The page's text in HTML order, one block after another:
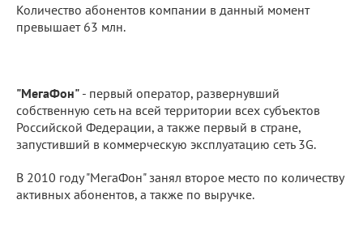
Количество абонентов компании в данный момент
превышает 63 млн.
"МегаФон" - первый оператор, развернувший
собственную сеть на всей территории всех субъектов
Российской Федерации, а также первый в стране,
запустивший в коммерческую эксплуатацию сеть 3G.
В 2010 году "МегаФон" занял второе место по количеству
активных абонентов, а также по выручке.